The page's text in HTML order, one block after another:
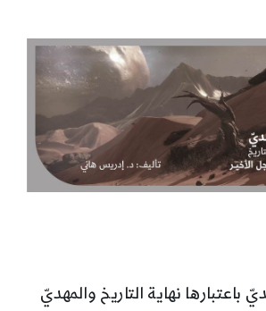
باعتبارها نهاية التاريخ والمهديّ